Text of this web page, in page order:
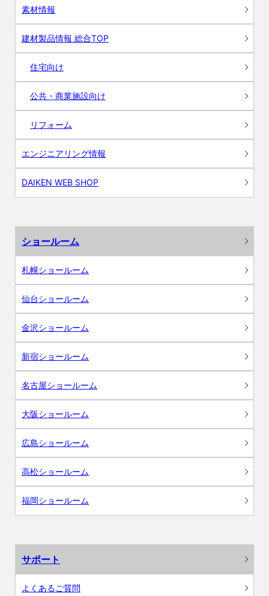
素材情報
建材製品情報 総合TOP
住宅向け
公共・商業施設向け
リフォーム
エンジニアリング情報
DAIKEN WEB SHOP
ショールーム
札幌ショールーム
仙台ショールーム
金沢ショールーム
新宿ショールーム
名古屋ショールーム
大阪ショールーム
広島ショールーム
高松ショールーム
福岡ショールーム
サポート
よくあるご質問